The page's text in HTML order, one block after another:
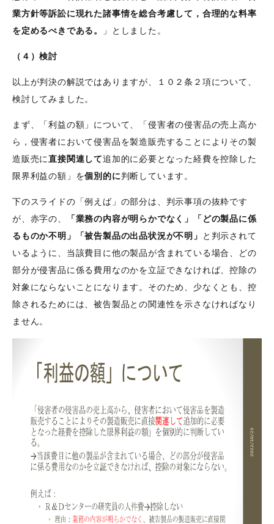
業方針等訴訟に現れた諸事情を総合考慮して，合理的な料率
を定めるべきである。
」としました。
（４）検討
以上が判決の解説ではありますが、１０２条２項について、
検討してみました。
まず、「利益の額」について、「侵害者の侵害品の売上高か
ら，侵害者において侵害品を製造販売することによりその製
造販売に直接関連して追加的に必要となった経費を控除した
限界利益の額」を個別的に判断しています。
下のスライドの「例えば」の部分は、判示事項の抜粋です
が、赤字の、
「業務の内容が明らかでなく」「どの製品に係
るものか不明」「被告製品の出品状況が不明」 と判示されて
いるように、当該費目に他の製品が含まれている場合、どの
部分が侵害品に係る費用なのかを立証できなければ、控除の
対象にならないことになります。そのため、少なくとも、控
除されるためには、被告製品との関連性を示さなければなり
ません。